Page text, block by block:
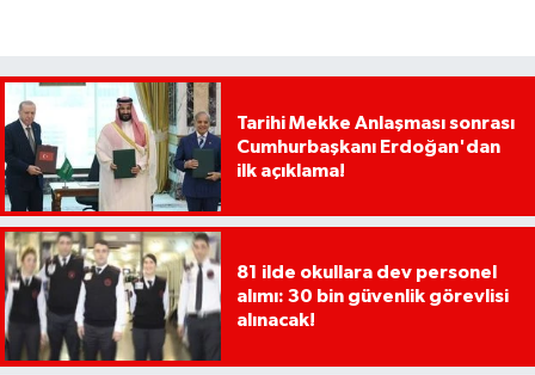
Tarihi Mekke Anlaşması sonrası
Cumhurbaşkanı Erdoğan'dan
ilk açıklama!
81 ilde okullara dev personel
alımı: 30 bin güvenlik görevlisi
alınacak!